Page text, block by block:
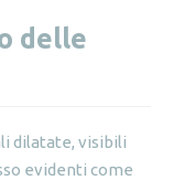
delle
dilatate, visibili
evidenti come